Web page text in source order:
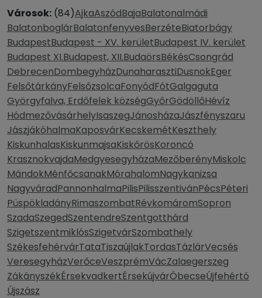
Városok: (84)AjkaAszódBajaBalatonalmádi
BalatonboglárBalatonfenyvesBerzéteBiatorbágy
BudapestBudapest - XV. kerületBudapest IV. kerület
Budapest XI.Budapest, XII.BudaörsBékésCsongrád
DebrecenDombegyházDunaharasztiDusnokEger
FelsőtárkányFelsőzsolcaFonyódFótGalgaguta
Györgyfalva, Erdőfelek községGyőrGödöllőHévíz
HódmezővásárhelyIsaszegJánosházaJászfényszaru
JászjákóhalmaKaposvárKecskemétKeszthely
KiskunhalasKiskunmajsaKiskőrösKoroncó
KrasznokvajdaMedgyesegyházaMezőberényMiskolc
MándokMénfőcsanakMórahalomNagykanizsa
NagyváradPannonhalmaPilisPilisszentivánPécsPéteri
PüspökladányRimaszombatRévkomáromSopron
SzadaSzegedSzentendreSzentgotthárd
SzigetszentmiklósSzigetvárSzombathely
SzékesfehérvárTataTiszaújlakTordasTázlárVecsés
VeresegyházVerőceVeszprémVácZalaegerszeg
ZákányszékÉrsekvadkertÉrsekújvárÓbecseÚjfehértó
Újszász